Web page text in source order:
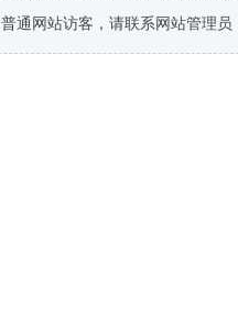
普通网站访客，请联系网站管理员